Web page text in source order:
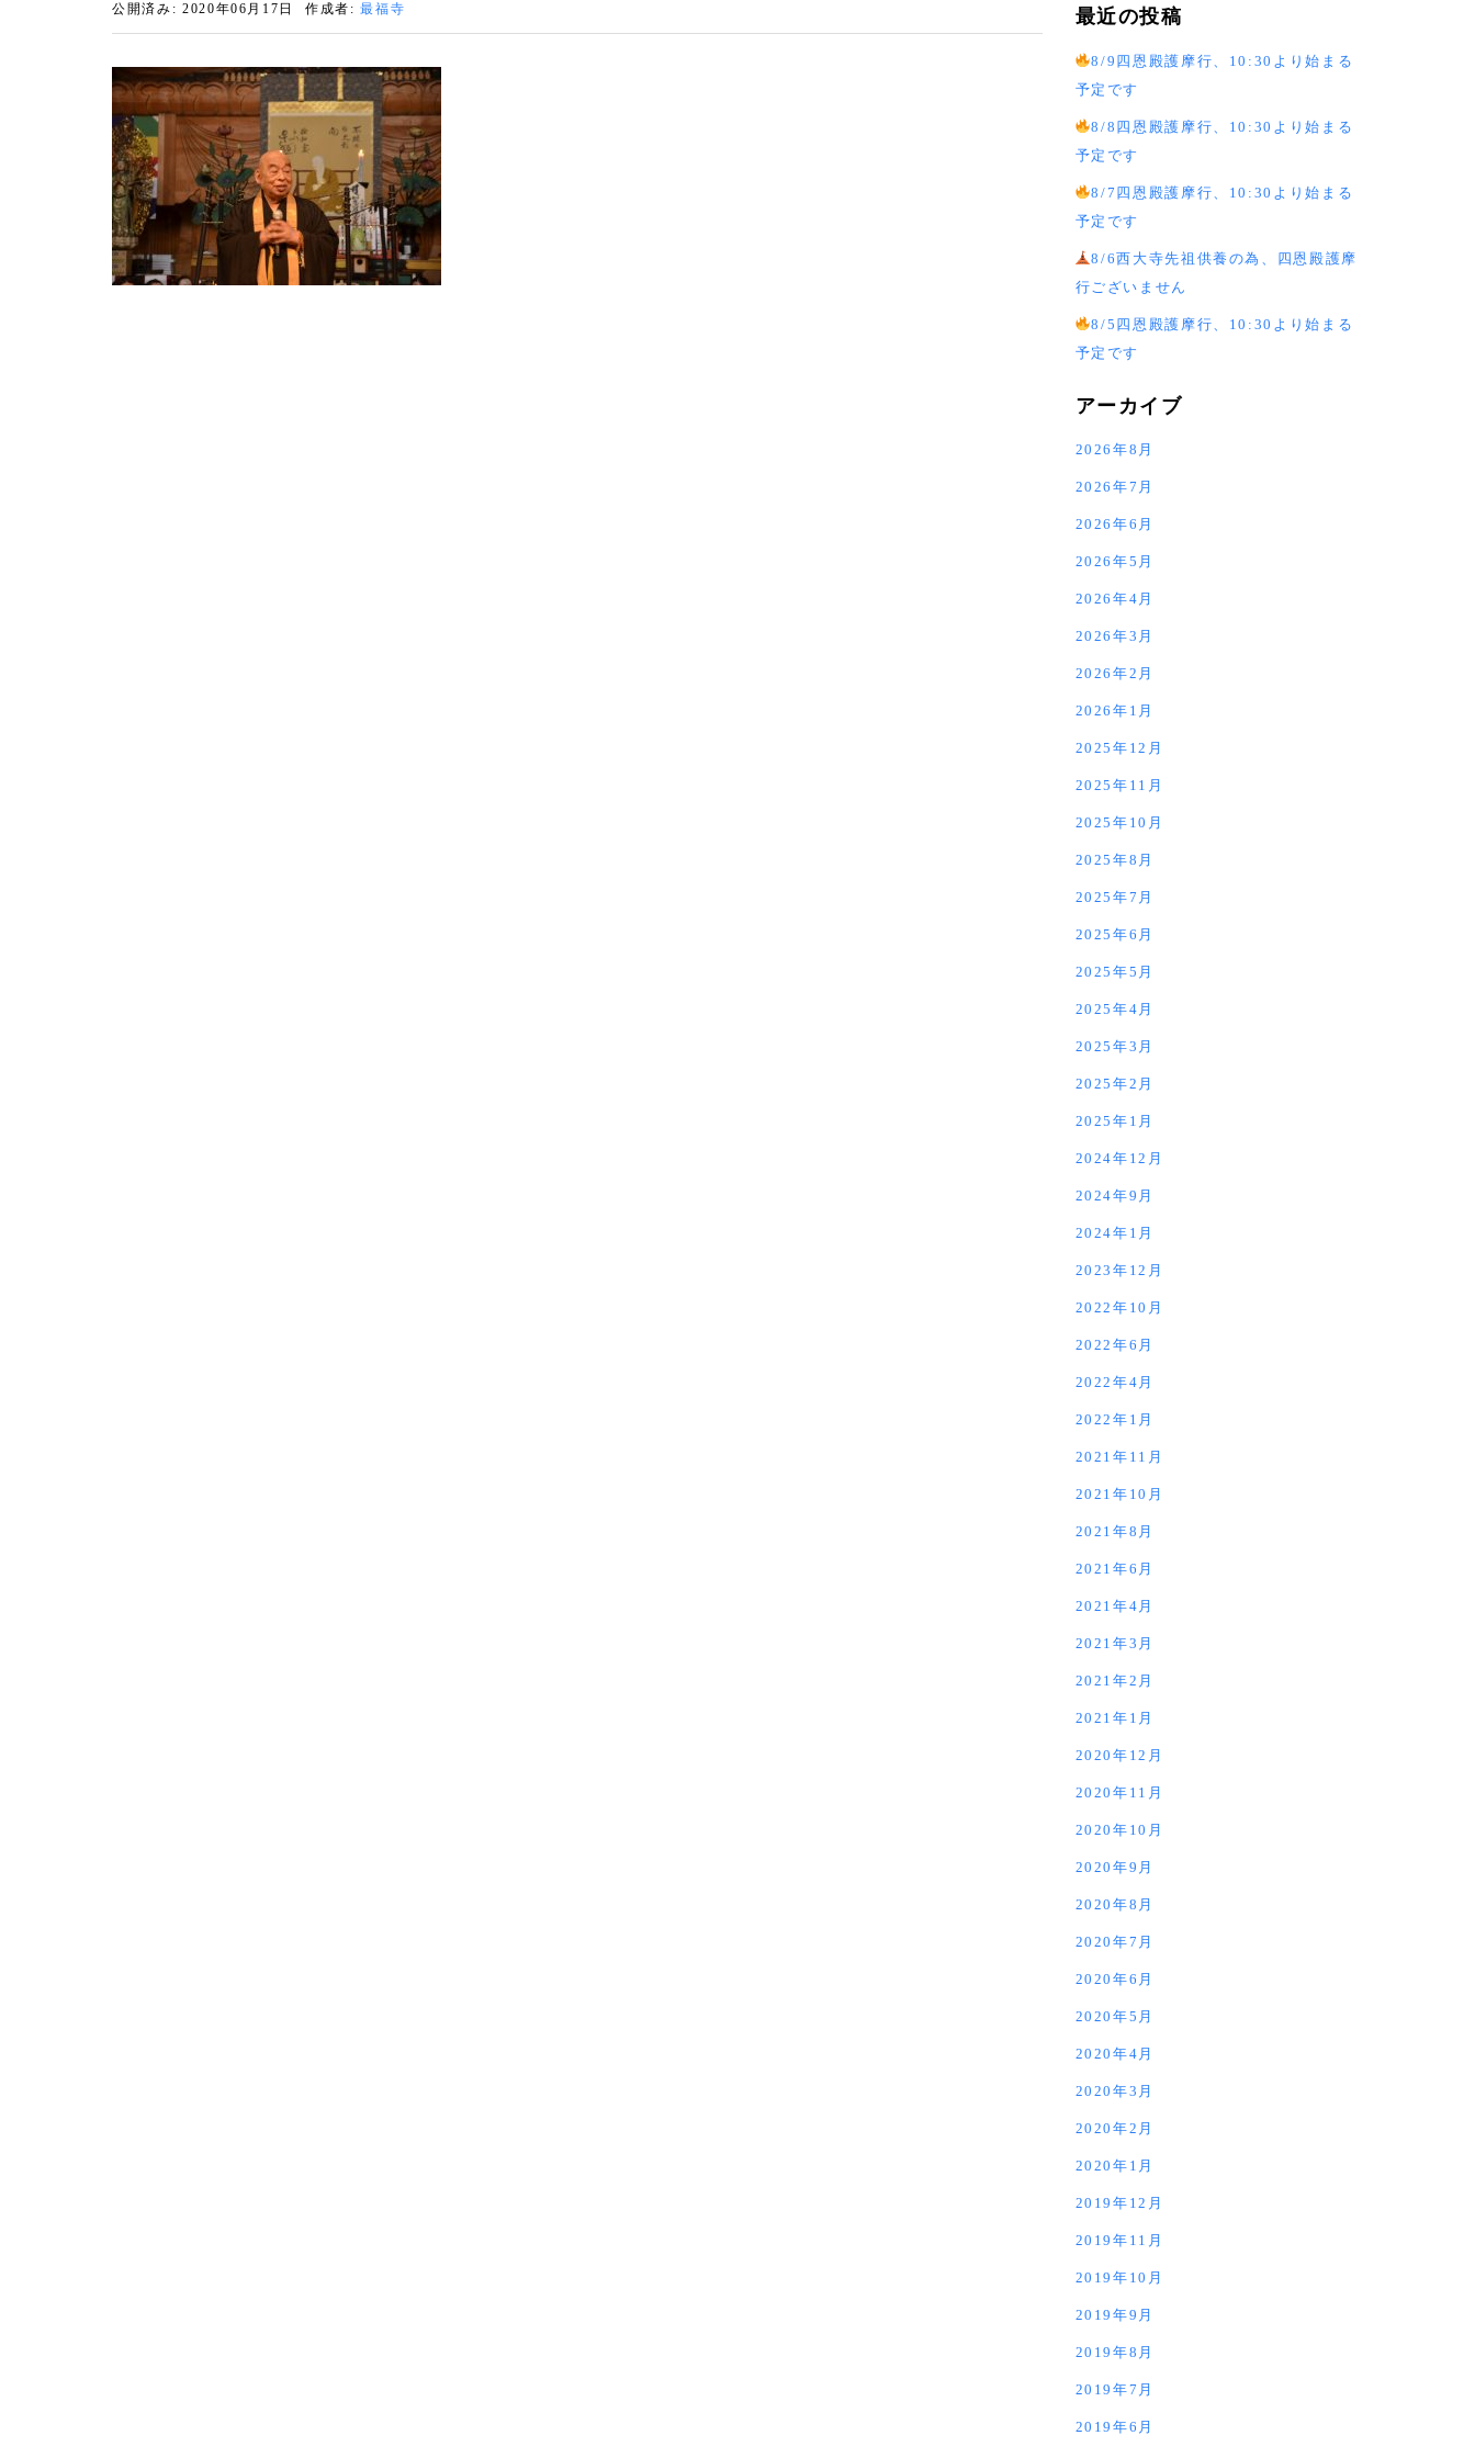
公開済み: 2020年06月17日 作成者:最福寺 最近の投稿
8/9四恩殿護摩行、10:30より始まる
予定です
8/8四恩殿護摩行、10:30より始まる
予定です
8/7四恩殿護摩行、10:30より始まる
予定です
8/6西大寺先祖供養の為、四恩殿護摩
行ございません
8/5四恩殿護摩行、10:30より始まる
予定です
アーカイブ
2026年8月
2026年7月
2026年6月
2026年5月
2026年4月
2026年3月
2026年2月
2026年1月
2025年12月
2025年11月
2025年10月
2025年8月
2025年7月
2025年6月
2025年5月
2025年4月
2025年3月
2025年2月
2025年1月
2024年12月
2024年9月
2024年1月
2023年12月
2022年10月
2022年6月
2022年4月
2022年1月
2021年11月
2021年10月
2021年8月
2021年6月
2021年4月
2021年3月
2021年2月
2021年1月
2020年12月
2020年11月
2020年10月
2020年9月
2020年8月
2020年7月
2020年6月
2020年5月
2020年4月
2020年3月
2020年2月
2020年1月
2019年12月
2019年11月
2019年10月
2019年9月
2019年8月
2019年7月
2019年6月